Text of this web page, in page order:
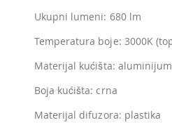
Ukupni lumeni: 680 lm
Temperatura boje: 3000K
Materijal kućišta: aluminijum
Boja kućišta: crna
Materijal difuzora: plastika